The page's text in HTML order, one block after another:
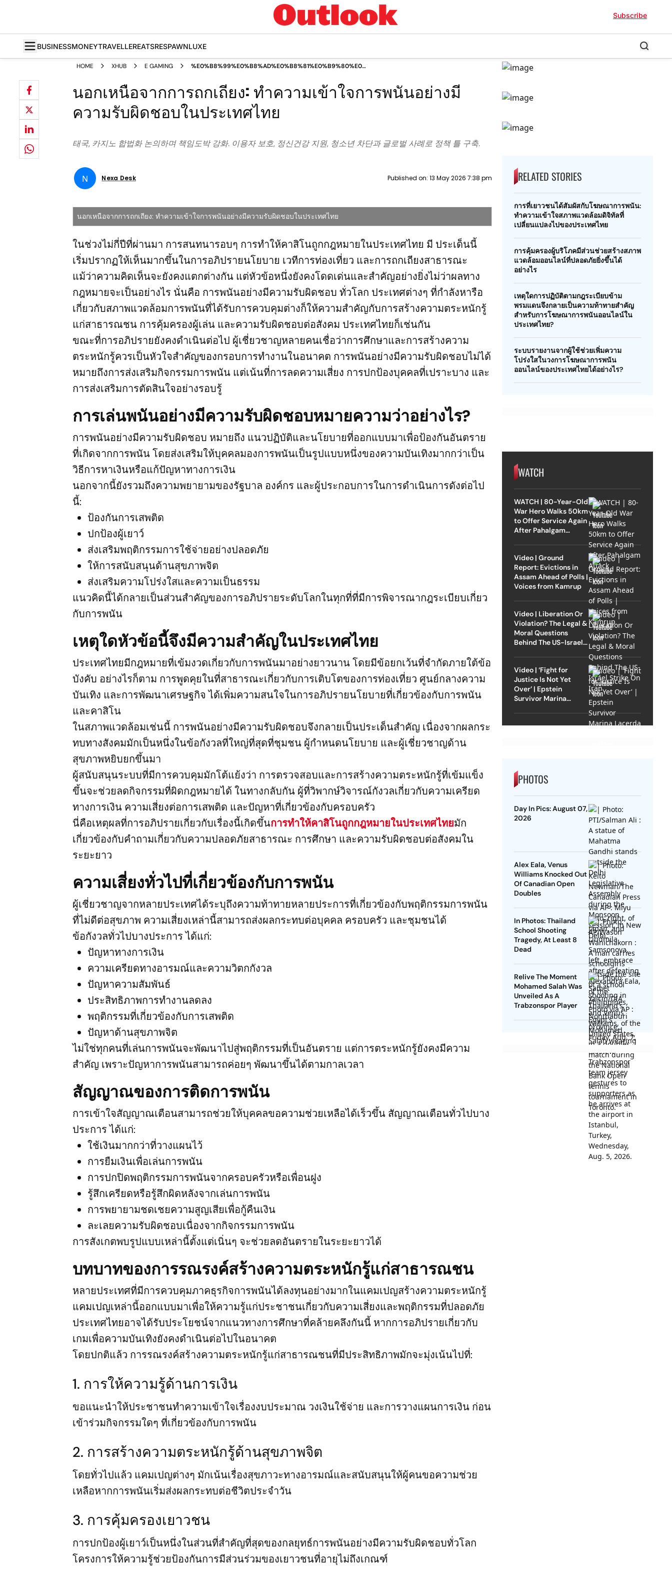
Subscribe
BUSINESSMONEYTRAVELLEREATSRESPAWNLUXE
HOME XHUB E GAMING
นอกเหนือจากการถกเถียง: ทำความเข้าใจการพนันอย่างมี
ความรับผิดชอบในประเทศไทย
태국, 카지노 합법화 논의하며 책임도박 강화. 이용자 보호, 정신건강 지원, 청소년 차단과 글로벌 사례로 정책 틀 구축.
N Nexa Desk Published on: 13 May 2026 7:38 pm
นอกเหนือจากการถกเถียง: ทำความเข้าใจการพนันอย่างมีความรับผิดชอบในประเทศไทย
ในช่วงไม่กี่ปีที่ผ่านมา การสนทนารอบๆ การทำให้คาสิโนถูกกฎหมายในประเทศไทย มี ประเด็นนี้
เริ่มปรากฏให้เห็นมากขึ้นในการอภิปรายนโยบาย เวทีการท่องเที่ยว และการถกเถียงสาธารณะ
แม้ว่าความคิดเห็นจะยังคงแตกต่างกัน แต่หัวข้อหนึ่งยังคงโดดเด่นและสำคัญอย่างยิ่งไม่ว่าผลทาง
กฎหมายจะเป็นอย่างไร นั่นคือ การพนันอย่างมีความรับผิดชอบ ทั่วโลก ประเทศต่างๆ ที่กำลังหารือ
เกี่ยวกับสภาพแวดล้อมการพนันที่ได้รับการควบคุมต่างก็ให้ความสำคัญกับการสร้างความตระหนักรู้
แก่สาธารณชน การคุ้มครองผู้เล่น และความรับผิดชอบต่อสังคม ประเทศไทยก็เช่นกัน
ขณะที่การอภิปรายยังคงดำเนินต่อไป ผู้เชี่ยวชาญหลายคนเชื่อว่าการศึกษาและการสร้างความ
ตระหนักรู้ควรเป็นหัวใจสำคัญของกรอบการทำงานในอนาคต การพนันอย่างมีความรับผิดชอบไม่ได้
หมายถึงการส่งเสริมกิจกรรมการพนัน แต่เน้นที่การลดความเสี่ยง การปกป้องบุคคลที่เปราะบาง และ
การส่งเสริมการตัดสินใจอย่างรอบรู้
การเล่นพนันอย่างมีความรับผิดชอบหมายความว่าอย่างไร?
การพนันอย่างมีความรับผิดชอบ หมายถึง แนวปฏิบัติและนโยบายที่ออกแบบมาเพื่อป้องกันอันตราย
ที่เกิดจากการพนัน โดยส่งเสริมให้บุคคลมองการพนันเป็นรูปแบบหนึ่งของความบันเทิงมากกว่าเป็น
วิธีการหาเงินหรือแก้ปัญหาทางการเงิน
นอกจากนี้ยังรวมถึงความพยายามของรัฐบาล องค์กร และผู้ประกอบการในการดำเนินการดังต่อไป
นี้:
ป้องกันการเสพติด
ปกป้องผู้เยาว์
ส่งเสริมพฤติกรรมการใช้จ่ายอย่างปลอดภัย
ให้การสนับสนุนด้านสุขภาพจิต
ส่งเสริมความโปร่งใสและความเป็นธรรม
แนวคิดนี้ได้กลายเป็นส่วนสำคัญของการอภิปรายระดับโลกในทุกที่ที่มีการพิจารณากฎระเบียบเกี่ยว
กับการพนัน
เหตุใดหัวข้อนี้จึงมีความสำคัญในประเทศไทย
ประเทศไทยมีกฎหมายที่เข้มงวดเกี่ยวกับการพนันมาอย่างยาวนาน โดยมีข้อยกเว้นที่จำกัดภายใต้ข้อ
บังคับ อย่างไรก็ตาม การพูดคุยในที่สาธารณะเกี่ยวกับการเติบโตของการท่องเที่ยว ศูนย์กลางความ
บันเทิง และการพัฒนาเศรษฐกิจ ได้เพิ่มความสนใจในการอภิปรายนโยบายที่เกี่ยวข้องกับการพนัน
และคาสิโน
ในสภาพแวดล้อมเช่นนี้ การพนันอย่างมีความรับผิดชอบจึงกลายเป็นประเด็นสำคัญ เนื่องจากผลกระ
ทบทางสังคมมักเป็นหนึ่งในข้อกังวลที่ใหญ่ที่สุดที่ชุมชน ผู้กำหนดนโยบาย และผู้เชี่ยวชาญด้าน
สุขภาพหยิบยกขึ้นมา
ผู้สนับสนุนระบบที่มีการควบคุมมักโต้แย้งว่า การตรวจสอบและการสร้างความตระหนักรู้ที่เข้มแข็ง
ขึ้นจะช่วยลดกิจกรรมที่ผิดกฎหมายได้ ในทางกลับกัน ผู้ที่วิพากษ์วิจารณ์กังวลเกี่ยวกับความเครียด
ทางการเงิน ความเสี่ยงต่อการเสพติด และปัญหาที่เกี่ยวข้องกับครอบครัว
นี่คือเหตุผลที่การอภิปรายเกี่ยวกับเรื่องนี้เกิดขึ้นการทำให้คาสิโนถูกกฎหมายในประเทศไทยมัก
เกี่ยวข้องกับคำถามเกี่ยวกับความปลอดภัยสาธารณะ การศึกษา และความรับผิดชอบต่อสังคมใน
ระยะยาว
ความเสี่ยงทั่วไปที่เกี่ยวข้องกับการพนัน
ผู้เชี่ยวชาญจากหลายประเทศได้ระบุถึงความท้าทายหลายประการที่เกี่ยวข้องกับพฤติกรรมการพนัน
ที่ไม่ดีต่อสุขภาพ ความเสี่ยงเหล่านี้สามารถส่งผลกระทบต่อบุคคล ครอบครัว และชุมชนได้
ข้อกังวลทั่วไปบางประการ ได้แก่:
ปัญหาทางการเงิน
ความเครียดทางอารมณ์และความวิตกกังวล
ปัญหาความสัมพันธ์
ประสิทธิภาพการทำงานลดลง
พฤติกรรมที่เกี่ยวข้องกับการเสพติด
ปัญหาด้านสุขภาพจิต
ไม่ใช่ทุกคนที่เล่นการพนันจะพัฒนาไปสู่พฤติกรรมที่เป็นอันตราย แต่การตระหนักรู้ยังคงมีความ
สำคัญ เพราะปัญหาการพนันสามารถค่อยๆ พัฒนาขึ้นได้ตามกาลเวลา
สัญญาณของการติดการพนัน
การเข้าใจสัญญาณเตือนสามารถช่วยให้บุคคลขอความช่วยเหลือได้เร็วขึ้น สัญญาณเตือนทั่วไปบาง
ประการ ได้แก่:
ใช้เงินมากกว่าที่วางแผนไว้
การยืมเงินเพื่อเล่นการพนัน
การปกปิดพฤติกรรมการพนันจากครอบครัวหรือเพื่อนฝูง
รู้สึกเครียดหรือรู้สึกผิดหลังจากเล่นการพนัน
การพยายามชดเชยความสูญเสียเพื่อกู้คืนเงิน
ละเลยความรับผิดชอบเนื่องจากกิจกรรมการพนัน
การสังเกตพบรูปแบบเหล่านี้ตั้งแต่เนิ่นๆ จะช่วยลดอันตรายในระยะยาวได้
บทบาทของการรณรงค์สร้างความตระหนักรู้แก่สาธารณชน
หลายประเทศที่มีการควบคุมภาคธุรกิจการพนันได้ลงทุนอย่างมากในแคมเปญสร้างความตระหนักรู้
แคมเปญเหล่านี้ออกแบบมาเพื่อให้ความรู้แก่ประชาชนเกี่ยวกับความเสี่ยงและพฤติกรรมที่ปลอดภัย
ประเทศไทยอาจได้รับประโยชน์จากแนวทางการศึกษาที่คล้ายคลึงกันนี้ หากการอภิปรายเกี่ยวกับ
เกมเพื่อความบันเทิงยังคงดำเนินต่อไปในอนาคต
โดยปกติแล้ว การรณรงค์สร้างความตระหนักรู้แก่สาธารณชนที่มีประสิทธิภาพมักจะมุ่งเน้นไปที่:
1. การให้ความรู้ด้านการเงิน
ขอแนะนำให้ประชาชนทำความเข้าใจเรื่องงบประมาณ วงเงินใช้จ่าย และการวางแผนการเงิน ก่อน
เข้าร่วมกิจกรรมใดๆ ที่เกี่ยวข้องกับการพนัน
2. การสร้างความตระหนักรู้ด้านสุขภาพจิต
โดยทั่วไปแล้ว แคมเปญต่างๆ มักเน้นเรื่องสุขภาวะทางอารมณ์และสนับสนุนให้ผู้คนขอความช่วย
เหลือหากการพนันเริ่มส่งผลกระทบต่อชีวิตประจำวัน
3. การคุ้มครองเยาวชน
การปกป้องผู้เยาว์เป็นหนึ่งในส่วนที่สำคัญที่สุดของกลยุทธ์การพนันอย่างมีความรับผิดชอบทั่วโลก
โครงการให้ความรู้ช่วยป้องกันการมีส่วนร่วมของเยาวชนที่อายุไม่ถึงเกณฑ์
RELATED STORIES
การที่เยาวชนได้สัมผัสกับโฆษณาการพนัน:
ทำความเข้าใจสภาพแวดล้อมดิจิทัลที่
เปลี่ยนแปลงไปของประเทศไทย
การคุ้มครองผู้บริโภคมีส่วนช่วยสร้างสภาพ
แวดล้อมออนไลน์ที่ปลอดภัยยิ่งขึ้นได้
อย่างไร
เหตุใดการปฏิบัติตามกฎระเบียบข้าม
พรมแดนจึงกลายเป็นความท้าทายสำคัญ
สำหรับการโฆษณาการพนันออนไลน์ใน
ประเทศไทย?
ระบบรายงานจากผู้ใช้ช่วยเพิ่มความ
โปร่งใสในวงการโฆษณาการพนัน
ออนไลน์ของประเทศไทยได้อย่างไร?
WATCH
WATCH | 80-Year-Old
War Hero Walks 50km
to Offer Service Again
After Pahalgam
Video | Ground
Report: Evictions in
Assam Ahead of Polls |
Voices from Kamrup
Video | Liberation Or
Violation? The Legal &
Moral Questions
Behind The US-Israel
Video | ‘Fight for
Justice Is Not Yet
Over’ | Epstein
Survivor Marina
PHOTOS
Day In Pics: August 07,
2026
Alex Eala, Venus
Williams Knocked Out
Of Canadian Open
Doubles
In Photos: Thailand
School Shooting
Tragedy, At Least 8
Dead
Relive The Moment
Mohamed Salah Was
Unveiled As A
Trabzonspor Player